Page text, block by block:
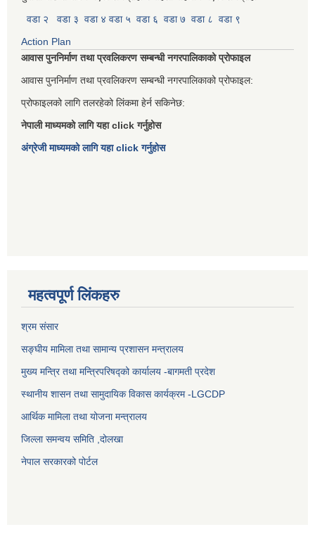
वडा २
वडा ३ वडा ४ वडा ५ वडा ६ वडा ७ वडा ८ वडा ९
Action Plan
आवास पुननिर्माण तथा प्रवलिकरण सम्बन्धी नगरपालिकाको प्रोफाइल
आवास पुननिर्माण तथा प्रवलिकरण सम्बन्धी नगरपालिकाको प्रोफाइल:
प्रोफाइलको लागि तलरहेको लिंकमा हेर्न सकिनेछ:
नेपाली माध्यमको लागि यहा click गर्नुहोस
अंग्रेजी माध्यमको लागि यहा click गर्नुहोस
महत्वपूर्ण लिंकहरु
श्रम संसार
सङ्घीय मामिला तथा सामान्य प्रशासन मन्त्रालय
मुख्य मन्त्रि तथा मन्त्रिपरिषद्को कार्यालय -बागमती प्रदेश
स्थानीय शासन तथा सामुदायिक विकास कार्यक्रम -LGCDP
आर्थिक मामिला तथा योजना मन्त्रालय
जिल्ला समन्वय समिति ,दोलखा
नेपाल सरकारको पोर्टल